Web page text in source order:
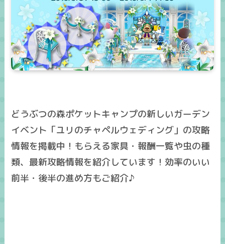
どうぶつの森ポケットキャンプの新しいガーデン
イベント「ユリのチャペルウェディング」の攻略
情報を掲載中！もらえる家具・報酬一覧や虫の種
類、最新攻略情報を紹介しています！効率のいい
前半・後半の進め方もご紹介♪